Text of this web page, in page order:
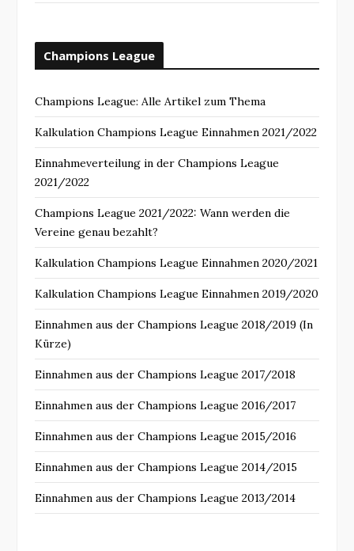
Champions League
Champions League: Alle Artikel zum Thema
Kalkulation Champions League Einnahmen 2021/2022
Einnahmeverteilung in der Champions League
2021/2022
Champions League 2021/2022: Wann werden die
Vereine genau bezahlt?
Kalkulation Champions League Einnahmen 2020/2021
Kalkulation Champions League Einnahmen 2019/2020
Einnahmen aus der Champions League 2018/2019 (In
Kürze)
Einnahmen aus der Champions League 2017/2018
Einnahmen aus der Champions League 2016/2017
Einnahmen aus der Champions League 2015/2016
Einnahmen aus der Champions League 2014/2015
Einnahmen aus der Champions League 2013/2014